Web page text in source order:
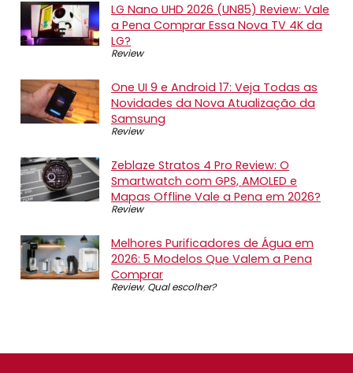
LG Nano UHD 2026 (UN85) Review: Vale
a Pena Comprar Essa Nova TV 4K da
LG?
Review
One UI 9 e Android 17: Veja Todas as
Novidades da Nova Atualização da
Samsung
Review
Zeblaze Stratos 4 Pro Review: O
Smartwatch com GPS, AMOLED e
Mapas Offline Vale a Pena em 2026?
Review
Melhores Purificadores de Água em
2026: 5 Modelos Que Valem a Pena
Comprar
Review, Qual escolher?